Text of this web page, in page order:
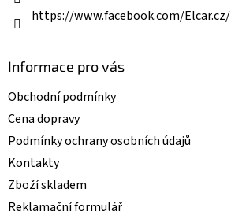
v
https://www.facebook.com/Elcar.cz/
Informace pro vás
Obchodní podmínky
Cena dopravy
Podmínky ochrany osobních údajů
Kontakty
Zboží skladem
Reklamační formulář